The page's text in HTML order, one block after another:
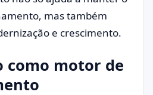
mas também
e crescimento.
como motor de